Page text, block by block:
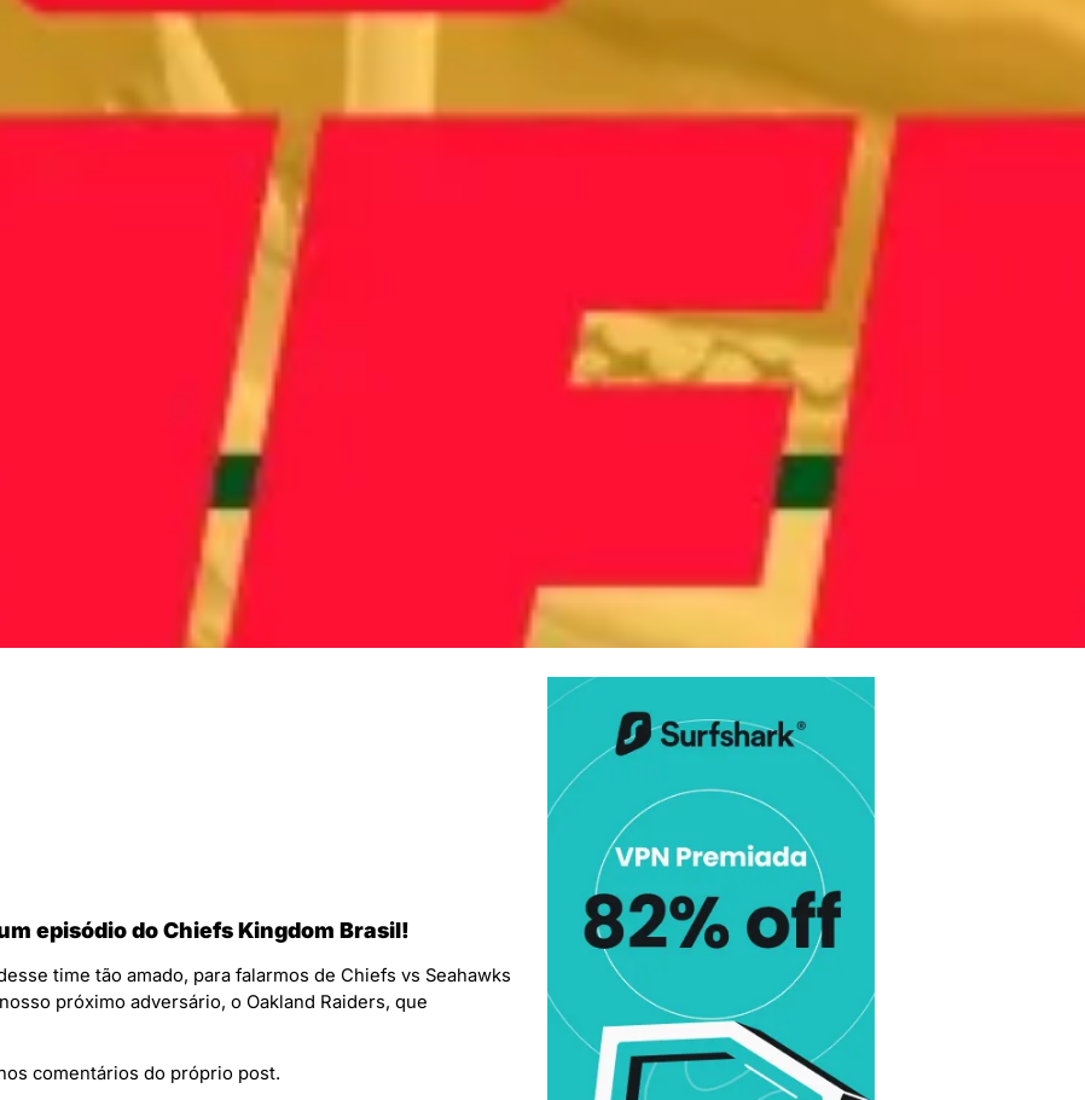
episódio do Chiefs Kingdom Brasil!
time tão amado, para falarmos de Chiefs vs Seahawks
próximo adversário, o Oakland Raiders, que
comentários do próprio post.